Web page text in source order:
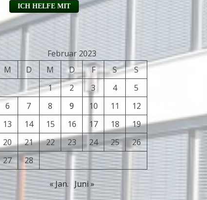
Februar 2023
M
D M D F S
S
1
2 3 4
5
6
7 8 9 10 11
12
13
14 15 16 17 18
19
20
21 22 23 24 25
26
27
28
« Jan. Juni »